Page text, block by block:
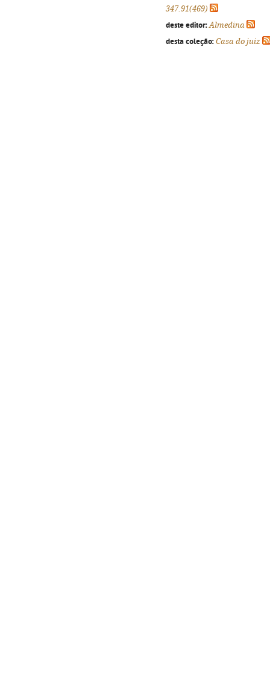
347.91(469)
deste editor: Almedina
desta coleção: Casa do juiz